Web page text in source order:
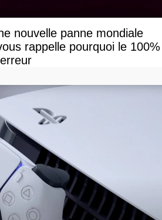
nouvelle panne mondiale
rappelle pourquoi le 100%